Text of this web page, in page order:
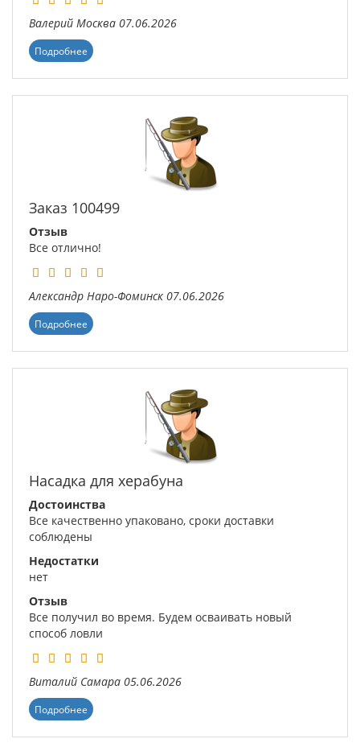
Валерий Москва 07.06.2026
Подробнее
Заказ 100499
Отзыв
Все отлично!
Александр Наро-Фоминск 07.06.2026
Подробнее
Насадка для херабуна
Достоинства
Все качественно упаковано, сроки доставки
соблюдены
Недостатки
нет
Отзыв
Все получил во время. Будем осваивать новый
способ ловли
Виталий Самара 05.06.2026
Подробнее